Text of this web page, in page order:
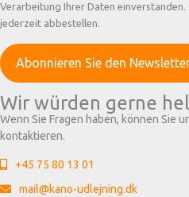
Verarbeitung Ihrer Daten
jederzeit abbestellen.
Wir würden gerne
Wenn Sie Fragen haben, können Sie
kontaktieren.
+45 75 80 13 01
mail@kano-udlejning.dk